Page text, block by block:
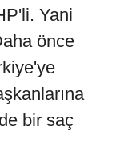
Yani
önce
bir saç